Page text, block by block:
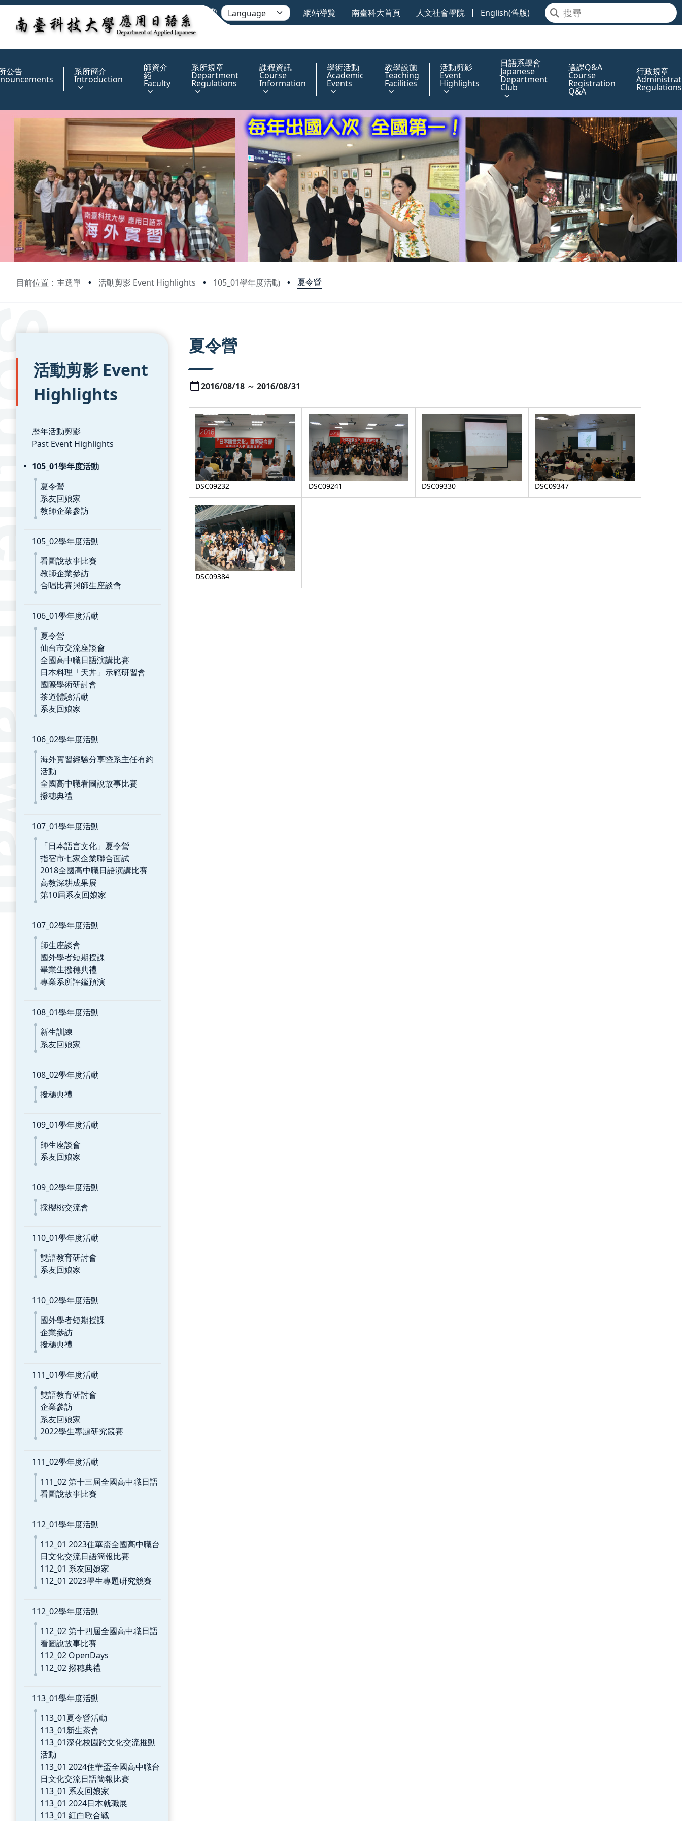
網站導覽 南臺科大首頁 人文社會學院 English(舊版)
公告 系所簡介
Introduction
師資介
紹
Faculty
系所規章
Department
Regulations
課程資訊
Course
Information
學術活動
Academic
Events
教學設施
Teaching
Facilities
活動剪影
Event
Highlights
日語系學會
Japanese
Department
Club
選課Q&A
Course
Registration
Q&A
行政規章
Regulations
目前位置：主選單 活動剪影 Event Highlights 105_01學年度活動 夏令營
:::
活動剪影 Event
Highlights
歷年活動剪影
Past Event Highlights
105_01學年度活動
夏令營
系友回娘家
教師企業參訪
105_02學年度活動
看圖說故事比賽
教師企業參訪
合唱比賽與師生座談會
106_01學年度活動
夏令營
仙台市交流座談會
全國高中職日語演講比賽
日本料理「天丼」示範研習會
國際學術研討會
茶道體驗活動
系友回娘家
106_02學年度活動
海外實習經驗分享暨系主任有約
活動
全國高中職看圖說故事比賽
撥穗典禮
107_01學年度活動
「日本語言文化」夏令營
指宿市七家企業聯合面試
2018全國高中職日語演講比賽
高教深耕成果展
第10屆系友回娘家
107_02學年度活動
師生座談會
國外學者短期授課
畢業生撥穗典禮
專業系所評鑑預演
108_01學年度活動
新生訓練
系友回娘家
108_02學年度活動
撥穗典禮
109_01學年度活動
師生座談會
系友回娘家
109_02學年度活動
採櫻桃交流會
110_01學年度活動
雙語教育研討會
系友回娘家
110_02學年度活動
國外學者短期授課
企業參訪
撥穗典禮
111_01學年度活動
雙語教育研討會
企業參訪
系友回娘家
2022學生專題研究競賽
111_02學年度活動
111_02 第十三屆全國高中職日語
看圖說故事比賽
112_01學年度活動
112_01 2023住華盃全國高中職台
日文化交流日語簡報比賽
112_01 系友回娘家
112_01 2023學生專題研究競賽
112_02學年度活動
112_02 第十四屆全國高中職日語
看圖說故事比賽
112_02 OpenDays
112_02 撥穗典禮
113_01學年度活動
113_01夏令營活動
113_01新生茶會
113_01深化校園跨文化交流推動
活動
113_01 2024住華盃全國高中職台
日文化交流日語簡報比賽
113_01 系友回娘家
113_01 2024日本就職展
113_01 紅白歌合戰
夏令營
2016/08/18 ～ 2016/08/31
DSC09232 DSC09241 DSC09330 DSC09347
DSC09384